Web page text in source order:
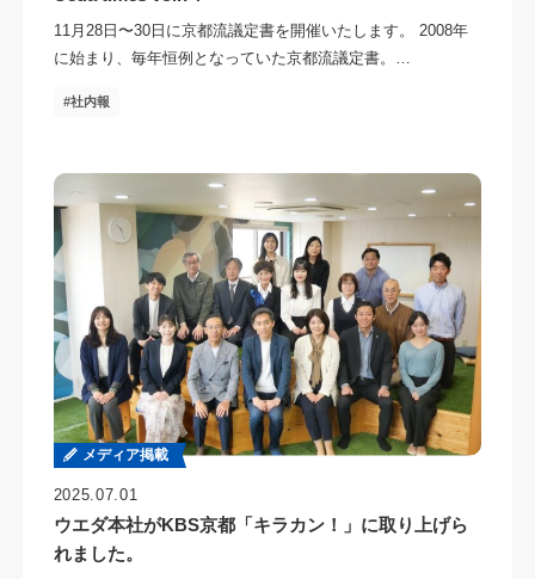
11月28日〜30日に京都流議定書を開催いたします。 2008年
に始まり、毎年恒例となっていた京都流議定書。…
社内報
メディア掲載
2025.07.01
ウエダ本社がKBS京都「キラカン！」に取り上げら
れました。